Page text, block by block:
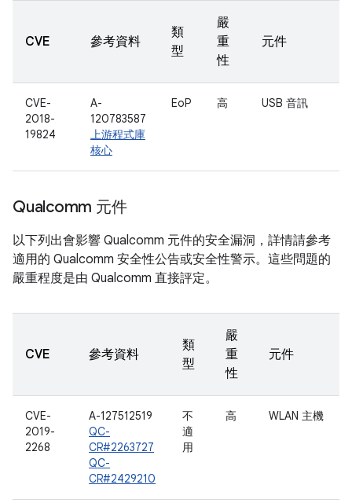
CVE 參考資料
類
型
嚴
重
性
元件
CVE-
2018-
19824
A-
120783587
上游程式庫
核心
EoP 高 USB 音訊
Qualcomm 元件
以下列出會影響 Qualcomm 元件的安全漏洞，詳情請參考
適用的 Qualcomm 安全性公告或安全性警示。這些問題的
嚴重程度是由 Qualcomm 直接評定。
CVE 參考資料
類
型
嚴
重
性
元件
CVE-
2019-
2268
A-127512519
QC-
CR#2263727
QC-
CR#2429210
不
適
用
高 WLAN 主機